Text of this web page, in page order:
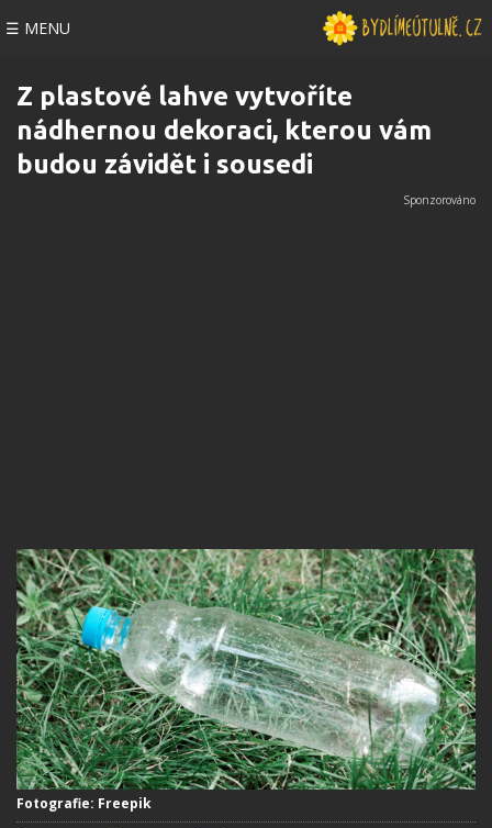
☰ MENU
Z plastové lahve vytvoříte
nádhernou dekoraci, kterou vám
budou závidět i sousedi
Fotografie: Freepik